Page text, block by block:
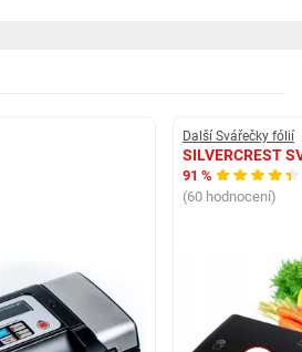
Další Svářečky fólií
SILVERCREST
91 %
(60 hodnocení)